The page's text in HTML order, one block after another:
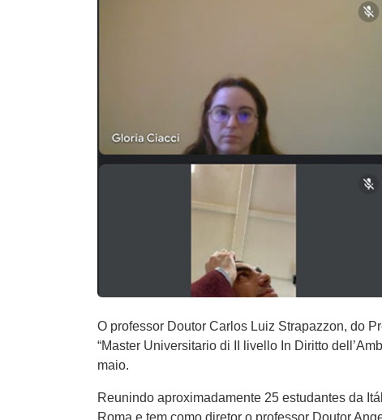
O professor Doutor Carlos Luiz Strapazzon, do
“Master Universitario di II livello In Diritto
maio.
Reunindo aproximadamente 25 estudantes da